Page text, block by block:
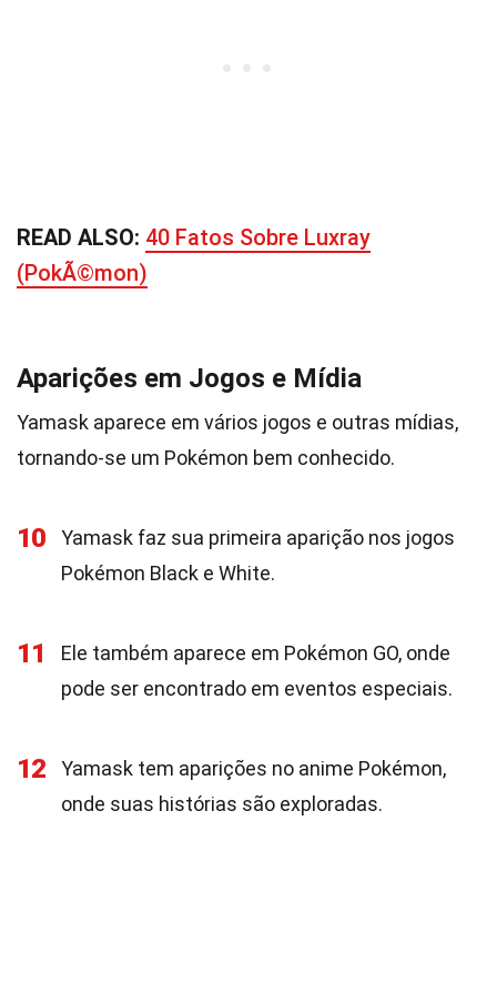
READ ALSO: 40 Fatos Sobre Luxray
(PokÃ©mon)
Aparições em Jogos e Mídia
Yamask aparece em vários jogos e outras mídias,
tornando-se um Pokémon bem conhecido.
10
Yamask faz sua primeira aparição nos jogos
Pokémon Black e White.
11
Ele também aparece em Pokémon GO, onde
pode ser encontrado em eventos especiais.
12
Yamask tem aparições no anime Pokémon,
onde suas histórias são exploradas.